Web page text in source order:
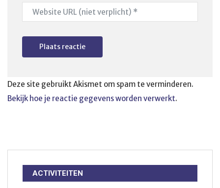
Deze site gebruikt Akismet om spam te verminderen.
Bekijk hoe je reactie gegevens worden verwerkt.
ACTIVITEITEN